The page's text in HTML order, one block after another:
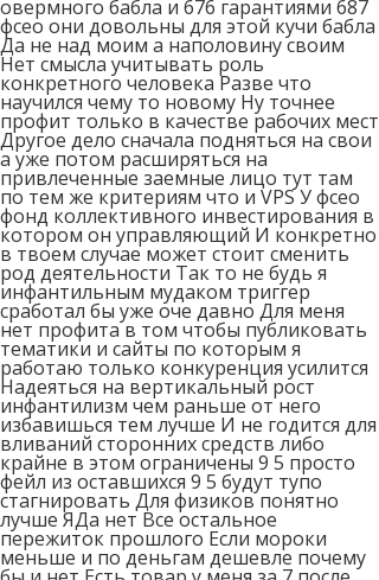
овермного бабла и 676 гарантиями 687
фсео они довольны для этой кучи бабла
Да не над моим а наполовину своим
Нет смысла учитывать роль
конкретного человека Разве что
научился чему то новому Ну точнее
профит только в качестве рабочих мест
Другое дело сначала подняться на свои
а уже потом расширяться на
привлеченные заемные лицо тут там
по тем же критериям что и VPS У фсео
фонд коллективного инвестирования в
котором он управляющий И конкретно
в твоем случае может стоит сменить
род деятельности Так то не будь я
инфантильным мудаком триггер
сработал бы уже оче давно Для меня
нет профита в том чтобы публиковать
тематики и сайты по которым я
работаю только конкуренция усилится
Надеяться на вертикальный рост
инфантилизм чем раньше от него
избавишься тем лучше И не годится для
вливаний сторонних средств либо
крайне в этом ограничены 9 5 просто
фейл из оставшихся 9 5 будут тупо
стагнировать Для физиков понятно
лучше ЯДа нет Все остальное
пережиток прошлого Если мороки
меньше и по деньгам дешевле почему